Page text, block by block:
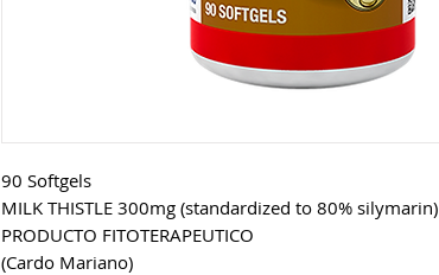
90 Softgels
MILK THISTLE 300mg (standardized to 80% silymarin)
PRODUCTO FITOTERAPEUTICO
(Cardo Mariano)